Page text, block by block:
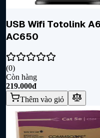
USB Wifi Totolink
AC650
(0)
Còn hàng
219.000đ
Thêm vào giỏ